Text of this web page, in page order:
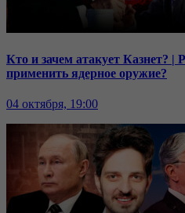
Кто и зачем атакует Казнет? |
применить ядерное оружие?
04 октября, 19:00